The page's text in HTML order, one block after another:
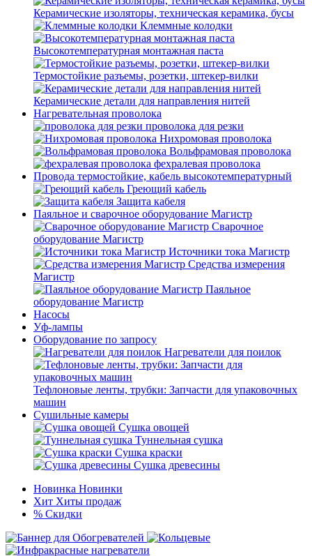
Керамические изоляторы, техническая керамика, бусы
Клеммные колодки
Высокотемпературная монтажная паста
Термостойкие разъемы, розетки, штекер-вилки
Керамические детали для направления нитей
Нагревательная проволока
проволока для резки
Нихромовая проволока
Вольфрамовая проволока
фехралевая проволока
Провода термостойкие, кабель высокотемпературный
Греющий кабель
Защита кабеля
Паяльное и сварочное оборудование Магистр
Сварочное
оборудование Магистр
Источники тока Магистр
Средства измерения
Магистр
Паяльное
оборудование Магистр
Насосы
Уф-лампы
Оборудование по запросу
Нагреватели для поилок
Тефлоновые ленты, трубки: Запчасти для упаковочных
машин
Сушильные камеры
Сушка овощей
Туннельная сушка
Сушка краски
Сушка древесины
Новинка Новинки
Хит Хиты продаж
% Скидки